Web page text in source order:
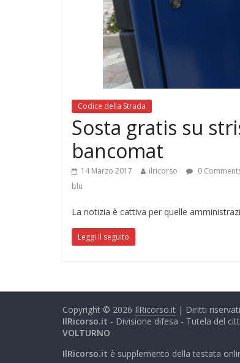
Codice della Strada
Sosta gratis su
bancomat
14 Marzo 2017 ilricorso 0
blu
La notizia è cattiva per quelle
Leggi il seguito
Copyright © 2026 IlRicorso.it | Diritti riservati
IlRicorso.it - Divisione difesa - Tutela del
VOLTURNO
IlRicorso.it è supplemento della testata